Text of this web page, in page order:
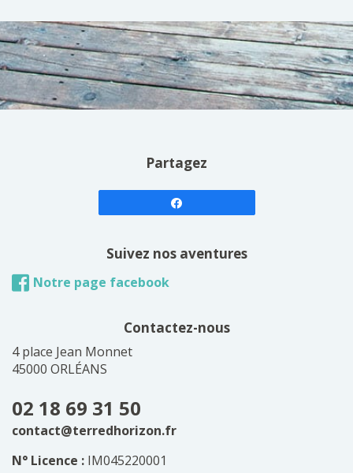
Partagez
Suivez nos aventures
Notre page facebook
Contactez-nous
4 place Jean Monnet
45000 ORLÉANS
02 18 69 31 50
contact@terredhorizon.fr
N° Licence : IM045220001